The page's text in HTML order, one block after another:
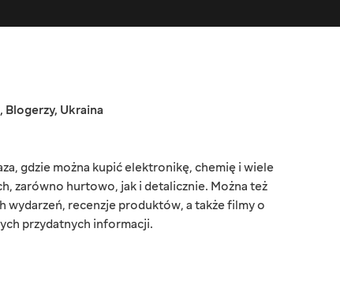
, Blogerzy, Ukraina
gdzie można kupić elektronikę, chemię i wiele
zarówno hurtowo, jak i detalicznie. Można też
wydarzeń, recenzje produktów, a także filmy o
przydatnych informacji.